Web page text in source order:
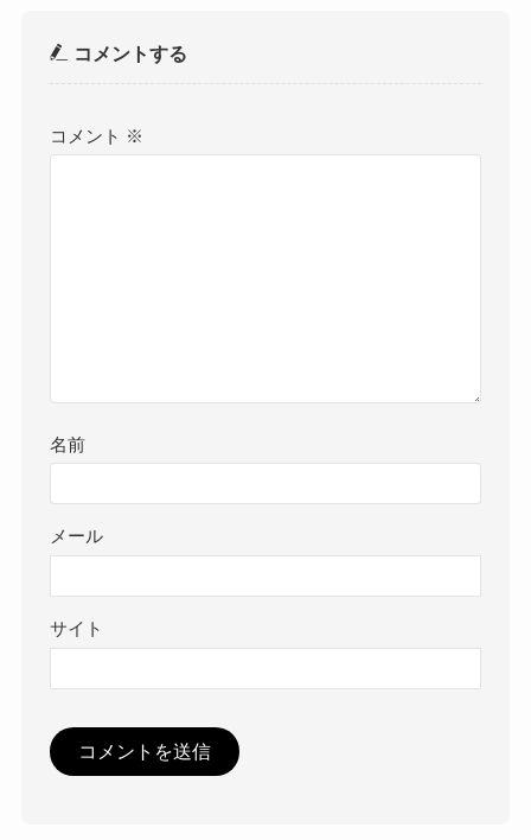
コメントする
コメント ※
名前
メール
サイト